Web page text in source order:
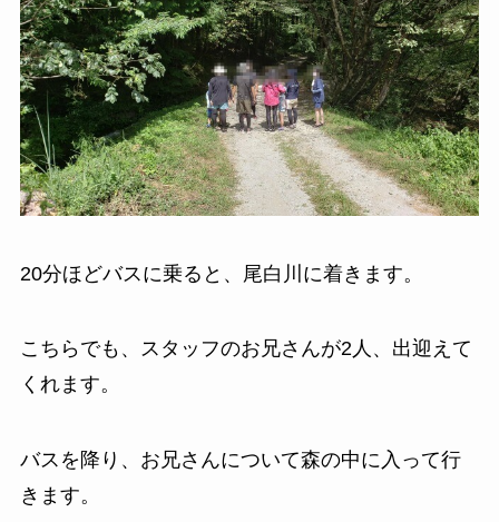
20分ほどバスに乗ると、尾白川に着きます。
こちらでも、スタッフのお兄さんが2人、出迎えて
くれます。
バスを降り、お兄さんについて森の中に入って行
きます。